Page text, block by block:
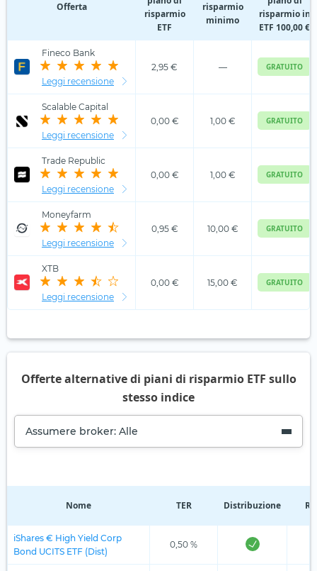
Offerta
risparmio
ETF
risparmio
minimo
risparmio in
ETF 100,00 €
Fineco Bank
Leggi recensione
2,95 € — GRATUITO
Scalable Capital
Leggi recensione
0,00 € 1,00 € GRATUITO
Trade Republic
Leggi recensione
0,00 € 1,00 € GRATUITO
Moneyfarm
Leggi recensione
0,95 € 10,00 € GRATUITO
XTB
Leggi recensione
0,00 € 15,00 € GRATUITO
Offerte alternative di piani di risparmio ETF sullo
stesso indice
Assumere broker: Alle
Nome TER Distribuzione
iShares € High Yield Corp
Bond UCITS ETF (Dist)
0,50 %